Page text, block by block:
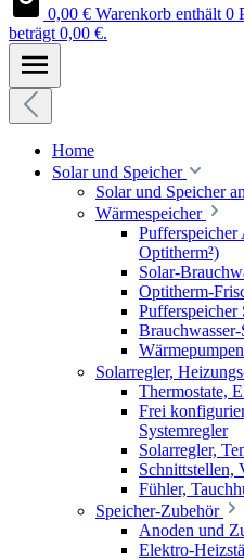
0,00 € Warenkorb enthält 0
beträgt 0,00 €.
Home
Solar und Speicher
Solar und Speicher
Wärmespeicher
Pufferspeicher
Optitherm²)
Solar-
Optitherm-
Pufferspeicher
Solarregler,
Thermostate,
Frei
Systemregler
Solarregler,
Schnittstellen,
Fühler,
Speicher-Zubehör
Anoden und
Elektro-